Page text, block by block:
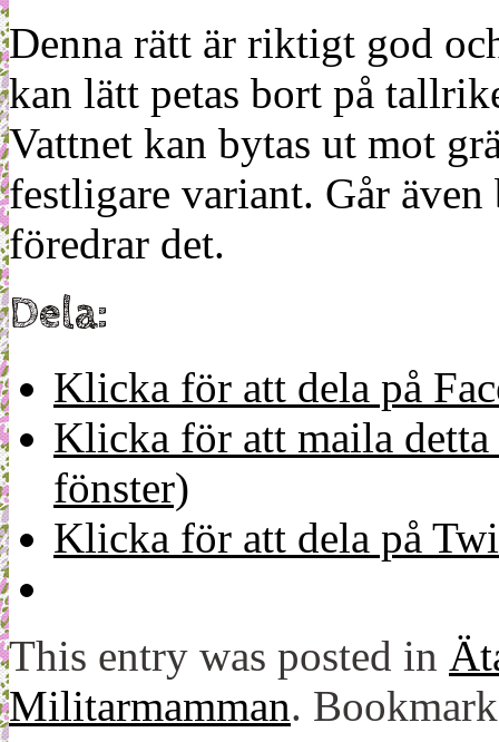
Denna rätt är riktigt god
kan lätt petas bort på
Vattnet kan bytas ut mot
festligare variant. Går
föredrar det.
Dela:
Klicka för att dela på
Klicka för att maila
fönster)
Klicka för att dela på
This entry was posted in
Militarmamman.